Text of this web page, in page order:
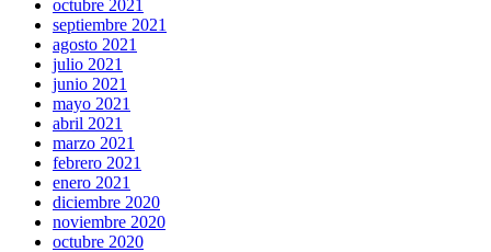
octubre 2021
septiembre 2021
agosto 2021
julio 2021
junio 2021
mayo 2021
abril 2021
marzo 2021
febrero 2021
enero 2021
diciembre 2020
noviembre 2020
octubre 2020